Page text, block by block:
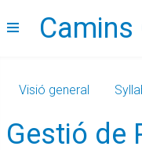
Show menuCamins
Visió general
Gestió de